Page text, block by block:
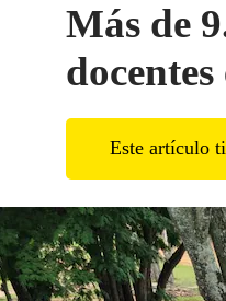
Más de
Este artículo